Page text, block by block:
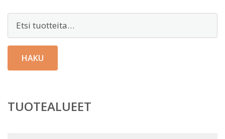
Etsi:
HAKU
TUOTEALUEET